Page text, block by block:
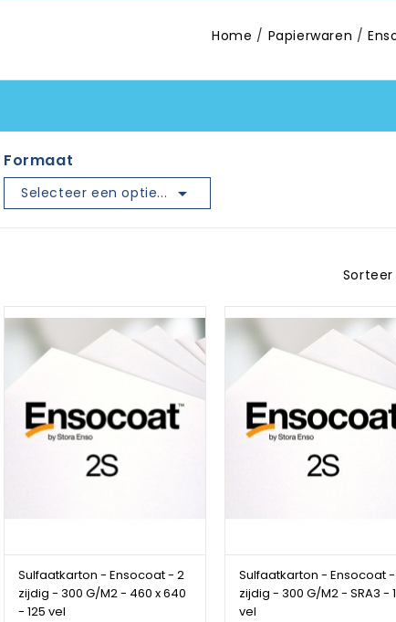
Home Papierwaren
Formaat
Selecteer een optie... 
Sorteer
Sulfaatkarton - Ensocoat - 2
zijdig - 300 G/M2 - 460 x 640
- 125 vel
Sulfaatkarton - Ensocoat
zijdig - 300 G/M2 - SRA3 -
vel